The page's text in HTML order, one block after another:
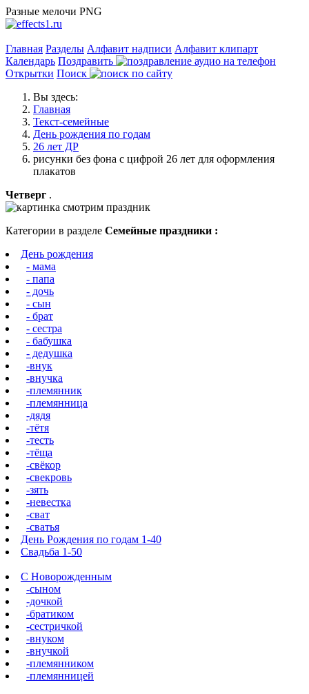
Разные мелочи PNG
Главная Разделы Алфавит надписи Алфавит клипарт
Календарь Поздравить
Открытки Поиск
Вы здесь:
Главная
Текст-семейные
День рождения по годам
26 лет ДР
рисунки без фона с цифрой 26 лет для оформления
плакатов
Четверг .
Категории в разделе Семейные праздники :
День рождения
- мама
- папа
- дочь
- сын
- брат
- сестра
- бабушка
- дедушка
-внук
-внучка
-племянник
-племянница
-дядя
-тётя
-тесть
-тёща
-свёкор
-свекровь
-зять
-невестка
-сват
-сватья
День Рождения по годам 1-40
Свадьба 1-50
С Новорожденным
-сыном
-дочкой
-братиком
-сестричкой
-внуком
-внучкой
-племянником
-племянницей